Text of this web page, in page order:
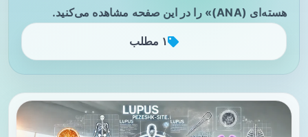
هسته‌ای (ANA)» را در این صفحه مشاهده می‌کنید.
۱ مطلب